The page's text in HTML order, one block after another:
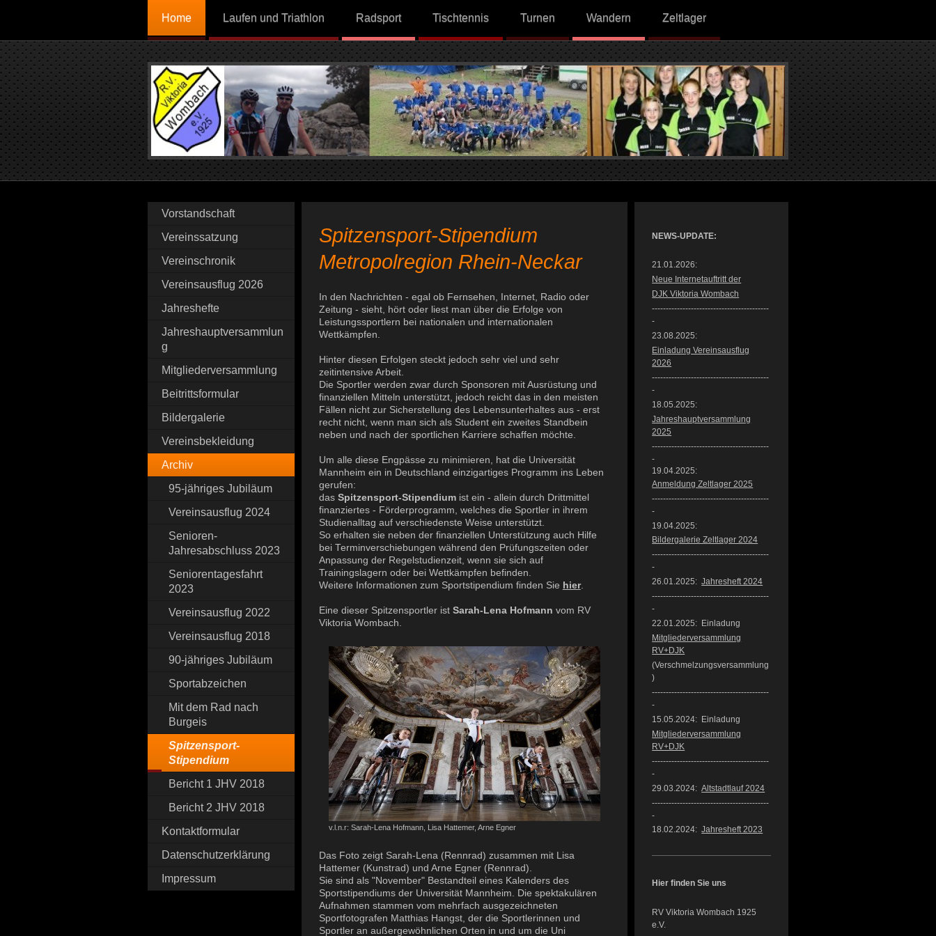
Home Laufen und Triathlon Radsport Tischtennis Turnen Wandern Zeltlager
Vorstandschaft
Vereinssatzung
Vereinschronik
Vereinsausflug 2026
Jahreshefte
Jahreshauptversammlun
g
Mitgliederversammlung
Beitrittsformular
Bildergalerie
Vereinsbekleidung
Archiv
95-jähriges Jubiläum
Vereinsausflug 2024
Senioren-
Jahresabschluss 2023
Seniorentagesfahrt
2023
Vereinsausflug 2022
Vereinsausflug 2018
90-jähriges Jubiläum
Sportabzeichen
Mit dem Rad nach
Burgeis
Spitzensport-
Stipendium
Bericht 1 JHV 2018
Bericht 2 JHV 2018
Kontaktformular
Datenschutzerklärung
Impressum
Spitzensport-Stipendium
Metropolregion Rhein-Neckar
In den Nachrichten - egal ob Fernsehen, Internet, Radio oder
Zeitung - sieht, hört oder liest man über die Erfolge von
Leistungssportlern bei nationalen und internationalen
Wettkämpfen.
Hinter diesen Erfolgen steckt jedoch sehr viel und sehr
zeitintensive Arbeit.
Die Sportler werden zwar durch Sponsoren mit Ausrüstung und
finanziellen Mitteln unterstützt, jedoch reicht das in den meisten
Fällen nicht zur Sicherstellung des Lebensunterhaltes aus - erst
recht nicht, wenn man sich als Student ein zweites Standbein
neben und nach der sportlichen Karriere schaffen möchte.
Um alle diese Engpässe zu minimieren, hat die Universität
Mannheim ein in Deutschland einzigartiges Programm ins Leben
gerufen:
das Spitzensport-Stipendiumist ein - allein durch Drittmittel
finanziertes - Förderprogramm, welches die Sportler in ihrem
Studienalltag auf verschiedenste Weise unterstützt.
So erhalten sie neben der finanziellen Unterstützung auch Hilfe
bei Terminverschiebungen während den Prüfungszeiten oder
Anpassung der Regelstudienzeit, wenn sie sich auf
Trainingslagern oder bei Wettkämpfen befinden.
Weitere Informationen zum Sportstipendium finden Sie hier.
Eine dieser Spitzensportler ist Sarah-Lena Hofmann vom RV
Viktoria Wombach.
v.l.n.r: Sarah-Lena Hofmann, Lisa Hattemer, Arne Egner
Das Foto zeigt Sarah-Lena (Rennrad) zusammen mit Lisa
Hattemer (Kunstrad) und Arne Egner (Rennrad).
Sie sind als "November" Bestandteil eines Kalenders des
Sportstipendiums der Universität Mannheim. Die spektakulären
Aufnahmen stammen vom mehrfach ausgezeichneten
Sportfotografen Matthias Hangst, der die Sportlerinnen und
Sportler an außergewöhnlichen Orten in und um die Uni
NEWS-UPDATE:
21.01.2026:
Neue Internetauftritt der
DJK Viktoria Wombach
------------------------------------------
-
23.08.2025:
Einladung Vereinsausflug
2026
------------------------------------------
-
18.05.2025:
Jahreshauptversammlung
2025
------------------------------------------
-
19.04.2025:
Anmeldung Zeltlager 2025
------------------------------------------
-
19.04.2025:
Bildergalerie Zeltlager 2024
------------------------------------------
-
26.01.2025: Jahresheft 2024
------------------------------------------
-
22.01.2025: Einladung
Mitgliederversammlung
RV+DJK
(Verschmelzungsversammlung
)
------------------------------------------
-
15.05.2024: Einladung
Mitgliederversammlung
RV+DJK
------------------------------------------
-
29.03.2024: Altstadtlauf 2024
------------------------------------------
-
18.02.2024: Jahresheft 2023
Hier finden Sie uns
RV Viktoria Wombach 1925
e.V.